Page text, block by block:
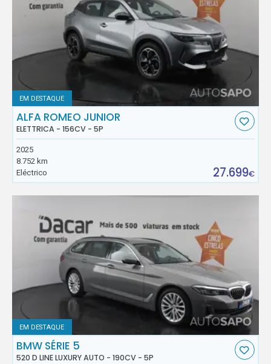
EM DESTAQUE
ALFA ROMEO JUNIOR
ELETTRICA - 156CV - 5P
2025
8.752 km
Eléctrico
27.699€
EM DESTAQUE
BMW SÉRIE 5
520 D LINE LUXURY AUTO - 190CV - 5P